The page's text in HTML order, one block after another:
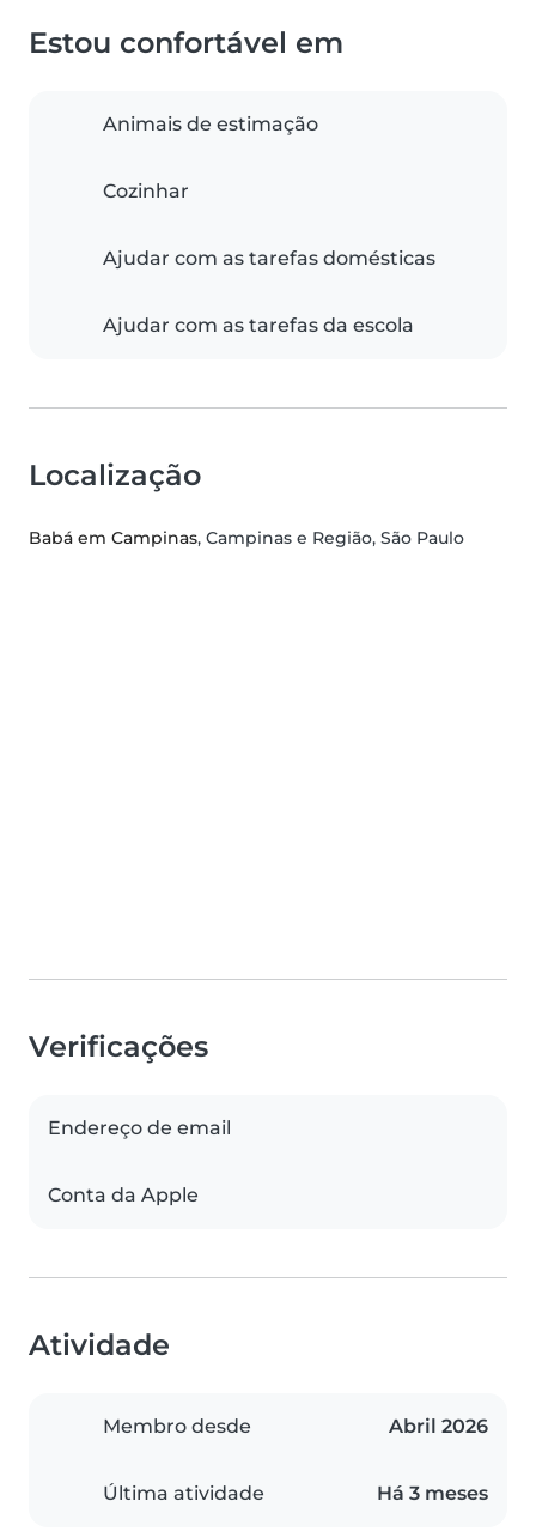
Estou confortável em
Animais de estimação
Cozinhar
Ajudar com as tarefas domésticas
Ajudar com as tarefas da escola
Localização
Babá em Campinas, Campinas e Região, São Paulo
Verificações
Endereço de email
Conta da Apple
Atividade
Membro desde Abril 2026
Última atividade Há 3 meses